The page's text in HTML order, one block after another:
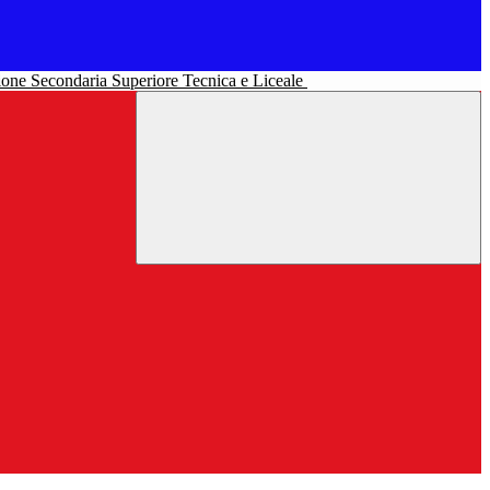
Secondaria Superiore Tecnica e Liceale